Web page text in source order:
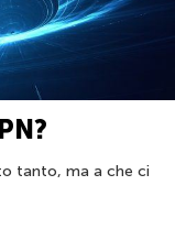
tanto, ma a che ci